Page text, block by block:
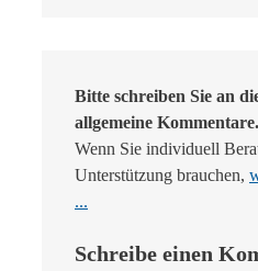
Bitte schreiben Sie an
allgemeine Kommentare.
Wenn Sie individuell
Unterstützung brauchen,
...
Schreibe einen